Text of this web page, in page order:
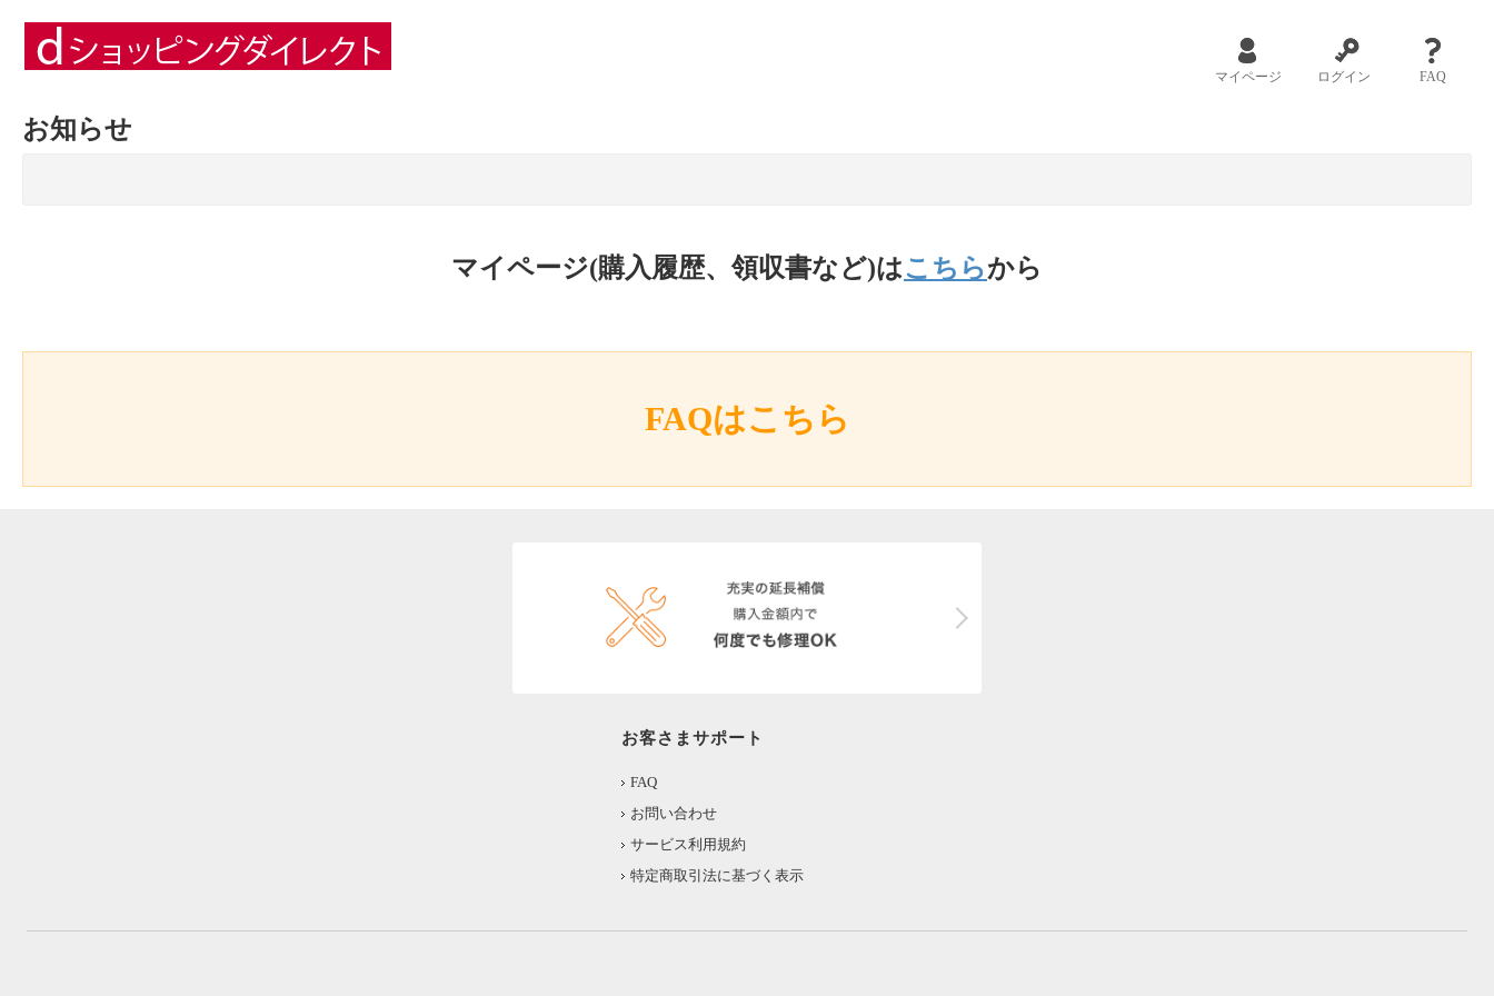
マイページ ログイン FAQ
お知らせ
マイページ(購入履歴、領収書など)はこちらから
FAQはこちら
お客さまサポート
FAQ
お問い合わせ
サービス利用規約
特定商取引法に基づく表示